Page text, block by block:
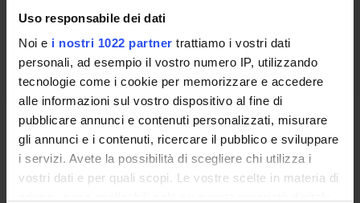
Uso responsabile dei dati
Noi e i nostri 1022 partner trattiamo i vostri dati
personali, ad esempio il vostro numero IP, utilizzando
tecnologie come i cookie per memorizzare e accedere
alle informazioni sul vostro dispositivo al fine di
pubblicare annunci e contenuti personalizzati, misurare
gli annunci e i contenuti, ricercare il pubblico e sviluppare
i servizi. Avete la possibilità di scegliere chi utilizza i
vostri dati e per quali scopi. Le vostre scelte in materia di
2
Academic staff
Flavia Bazzoni
Learning outcomes
Module: ENDOCRINOLOGIA APPLICATA
-------